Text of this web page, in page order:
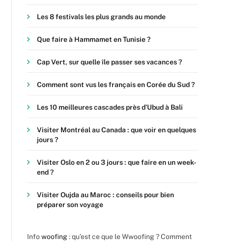
Les 8 festivals les plus grands au monde
Que faire à Hammamet en Tunisie ?
Cap Vert, sur quelle île passer ses vacances ?
Comment sont vus les français en Corée du Sud ?
Les 10 meilleures cascades près d’Ubud à Bali
Visiter Montréal au Canada : que voir en quelques
jours ?
Visiter Oslo en 2 ou 3 jours : que faire en un week-
end ?
Visiter Oujda au Maroc : conseils pour bien
préparer son voyage
Infowoofing: qu’est ce que le Wwoofing ? Comment